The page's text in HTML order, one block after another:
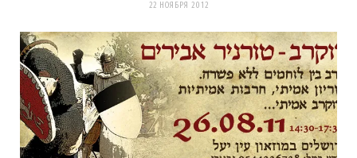
22 НОЯБРЯ 2012